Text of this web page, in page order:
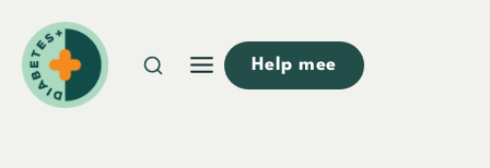
naar
inhoud
Help mee